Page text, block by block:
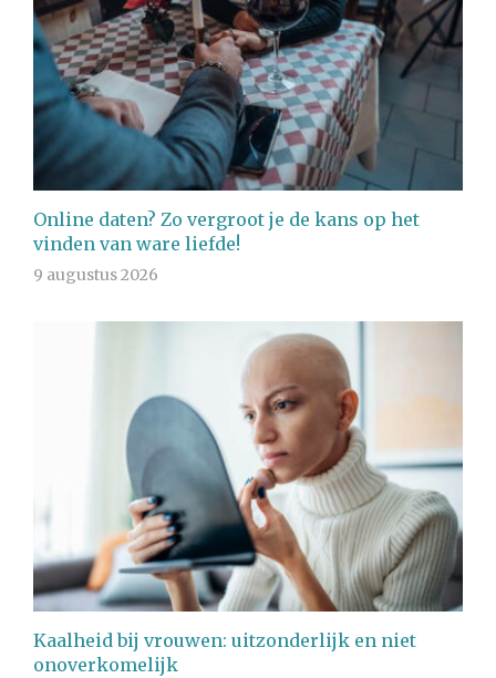
Online daten? Zo vergroot je de kans op het
vinden van ware liefde!
9 augustus 2026
Kaalheid bij vrouwen: uitzonderlijk en niet
onoverkomelijk